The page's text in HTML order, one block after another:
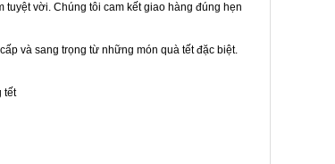
vời. Chúng tôi cam kết giao hàng đúng hẹn
và sang trọng từ những món quà tết đặc biệt.
tết